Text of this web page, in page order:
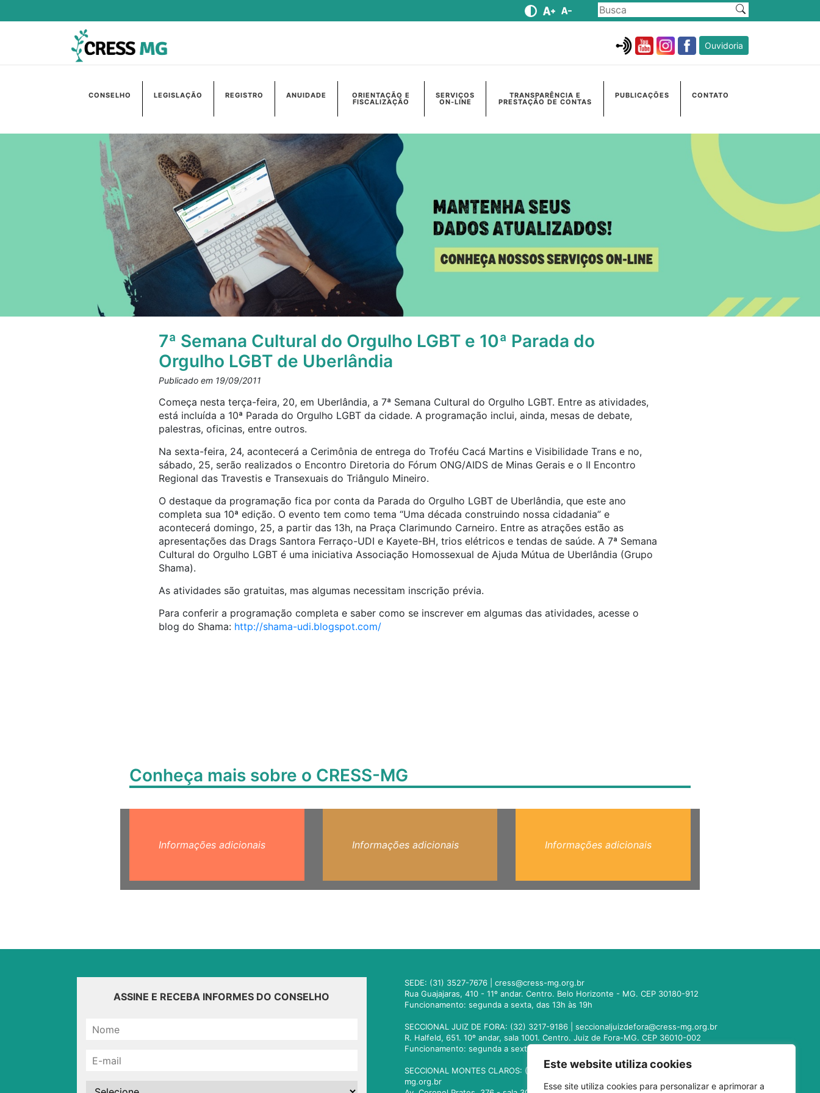
Este website utiliza cookies
Esse site utiliza cookies para personalizar e aprimorar a
Ouvidoria
CONSELHO LEGISLAÇÃO REGISTRO ANUIDADE ORIENTAÇÃO E
FISCALIZAÇÃO
SERVIÇOS
ON-LINE
TRANSPARÊNCIA E
PRESTAÇÃO DE CONTAS
PUBLICAÇÕES CONTATO
7ª Semana Cultural do Orgulho LGBT e 10ª Parada do
Orgulho LGBT de Uberlândia
Publicado em 19/09/2011
Começa nesta terça-feira, 20, em Uberlândia, a 7ª Semana Cultural do Orgulho LGBT. Entre as atividades,
está incluída a 10ª Parada do Orgulho LGBT da cidade. A programação inclui, ainda, mesas de debate,
palestras, oficinas, entre outros.
Na sexta-feira, 24, acontecerá a Cerimônia de entrega do Troféu Cacá Martins e Visibilidade Trans e no,
sábado, 25, serão realizados o Encontro Diretoria do Fórum ONG/AIDS de Minas Gerais e o II Encontro
Regional das Travestis e Transexuais do Triângulo Mineiro.
O destaque da programação fica por conta da Parada do Orgulho LGBT de Uberlândia, que este ano
completa sua 10ª edição. O evento tem como tema “Uma década construindo nossa cidadania” e
acontecerá domingo, 25, a partir das 13h, na Praça Clarimundo Carneiro. Entre as atrações estão as
apresentações das Drags Santora Ferraço-UDI e Kayete-BH, trios elétricos e tendas de saúde. A 7ª Semana
Cultural do Orgulho LGBT é uma iniciativa Associação Homossexual de Ajuda Mútua de Uberlândia (Grupo
Shama).
As atividades são gratuitas, mas algumas necessitam inscrição prévia.
Para conferir a programação completa e saber como se inscrever em algumas das atividades, acesse o
blog do Shama: http://shama-udi.blogspot.com/
Conheça mais sobre o CRESS-MG
Informações adicionais Informações adicionais Informações adicionais
ASSINE E RECEBA INFORMES DO CONSELHO
SEDE: (31) 3527-7676 |cress@cress-mg.org.br
Rua Guajajaras, 410 - 11º andar. Centro. Belo Horizonte - MG. CEP 30180-912
Funcionamento: segunda a sexta, das 13h às 19h
SECCIONAL JUIZ DE FORA: (32) 3217-9186 |seccionaljuizdefora@cress-mg.org.br
R. Halfeld, 651. 10º andar, sala 1001. Centro. Juiz de Fora-MG. CEP 36010-002
Funcionamento: segunda a sexta, das 13h às 19h
SECCIONAL MONTES CLAROS: (38) 3221-9358 |seccionalmontesclaros@cress-
mg.org.br